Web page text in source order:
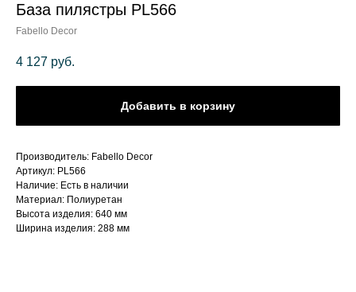
База пилястры PL566
Fabello Decor
4 127 руб.
Добавить в корзину
Производитель: Fabello Decor
Артикул: PL566
Наличие: Есть в наличии
Материал: Полиуретан
Высота изделия: 640 мм
Ширина изделия: 288 мм